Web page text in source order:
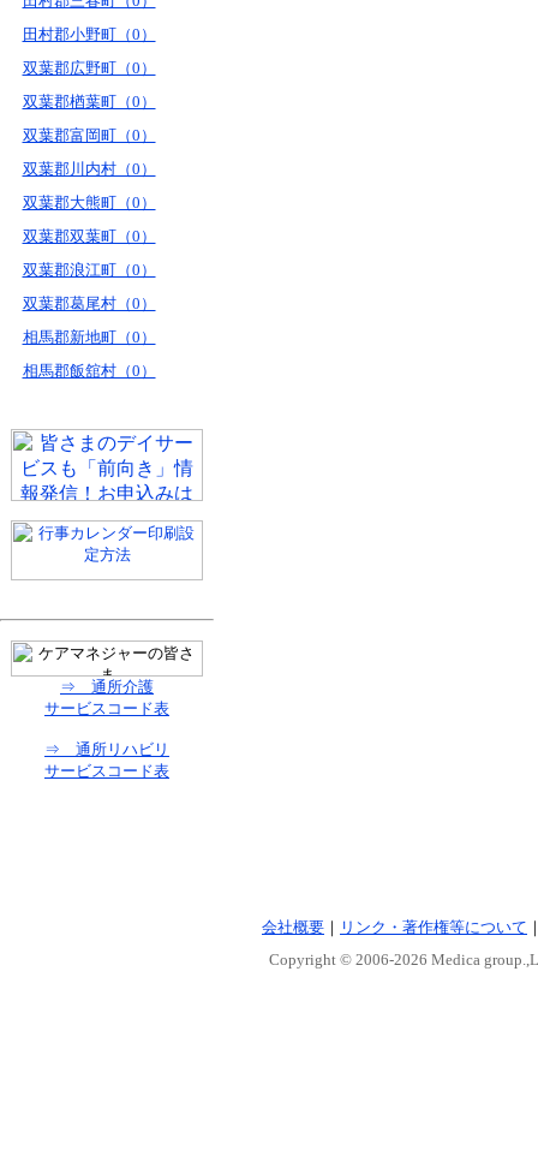
田村郡小野町（0）
双葉郡広野町（0）
双葉郡楢葉町（0）
双葉郡富岡町（0）
双葉郡川内村（0）
双葉郡大熊町（0）
双葉郡双葉町（0）
双葉郡浪江町（0）
双葉郡葛尾村（0）
相馬郡新地町（0）
相馬郡飯舘村（0）
⇒ 通所介護
サービスコード表
⇒ 通所リハビリ
サービスコード表
会社概要 ｜ リンク・著作権等について
Copyright © 2006-2026 Medica